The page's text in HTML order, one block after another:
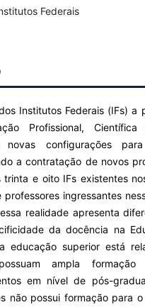
Federais
Institutos Federais (IFs) a
Profissional,
novas configurações
a contratação de novos
e oito IFs existentes
professores ingressantes
realidade apresenta
da docência na
educação superior está
ampla
em nível de pós-
não possui formação para